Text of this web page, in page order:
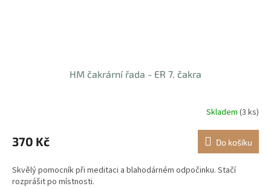
HM čakrární řada - ER 7. čakra
Skladem (3 ks)
370 Kč Do košíku
Skvělý pomocník při meditaci a blahodárném odpočinku. Stačí
rozprášit po místnosti.